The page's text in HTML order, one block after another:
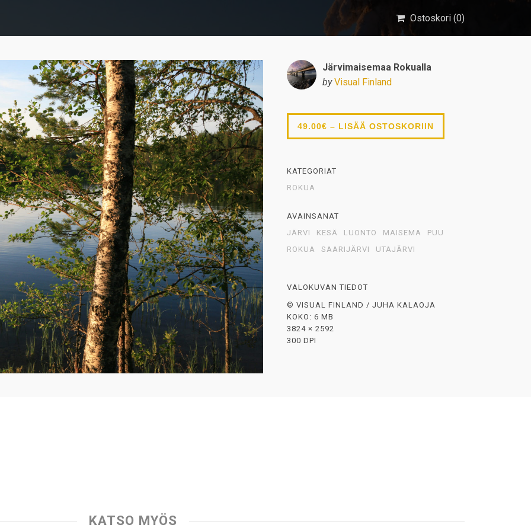
Ostoskori (0)
Järvimaisemaa Rokualla
by Visual Finland
49.00€ – LISÄÄ OSTOSKORIIN
KATEGORIAT
ROKUA
AVAINSANAT
JÄRVI
KESÄ LUONTO MAISEMA
PUU
ROKUA
SAARIJÄRVI UTAJÄRVI
VALOKUVAN TIEDOT
© VISUAL FINLAND / JUHA KALAOJA
KOKO: 6 MB
3824 × 2592
300 DPI
KATSO MYÖS